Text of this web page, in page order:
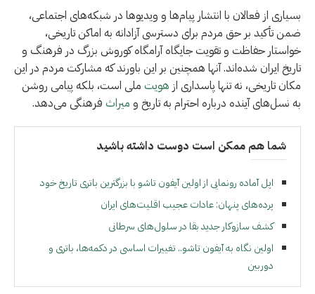
بسیاری از فعالان با انتشار پیام‌ها و ویدیوها در شبکه‌های اجتماعی،
ضمن تأکید بر حق مردم برای دسترسی آزادانه به اماکن تاریخی،
خواستار حفاظت و تقویت جایگاه آرامگاه کوروش بزرگ در فرهنگ و
تاریخ ایران شده‌اند. آنها همچنین بر این باورند که مشارکت مردم در این
مکان تاریخی، نه تنها پاسداری از هویت ملی است، بلکه پیامی روشن
به نسل‌های آینده درباره احترام به تاریخ و میراث فرهنگی می‌دهد.
شما هم ممکن است دوست داشته باشید
اپل آماده رونمایی از اولین آیفون تاشو با بزرگترین باتری تاریخ خود
پرده‌های پنهان: عادات عجیب اقلیت‌های ایران
کشف سازوکار جدید بقا در سلول‌های سرطانی
اولین نگاه به آیفون تاشو.. تغییرات اساسی در دکمه‌ها، باتری و
دوربین